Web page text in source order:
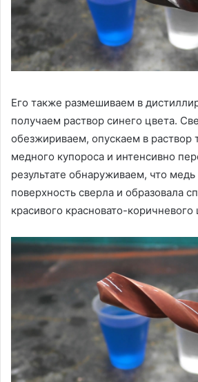
Его также размешиваем в
получаем раствор синего цвета.
обезжириваем, опускаем в раствор
медного купороса и интенсивно
результате обнаруживаем, что медь
поверхность сверла и образовала
красивого красновато-коричневого